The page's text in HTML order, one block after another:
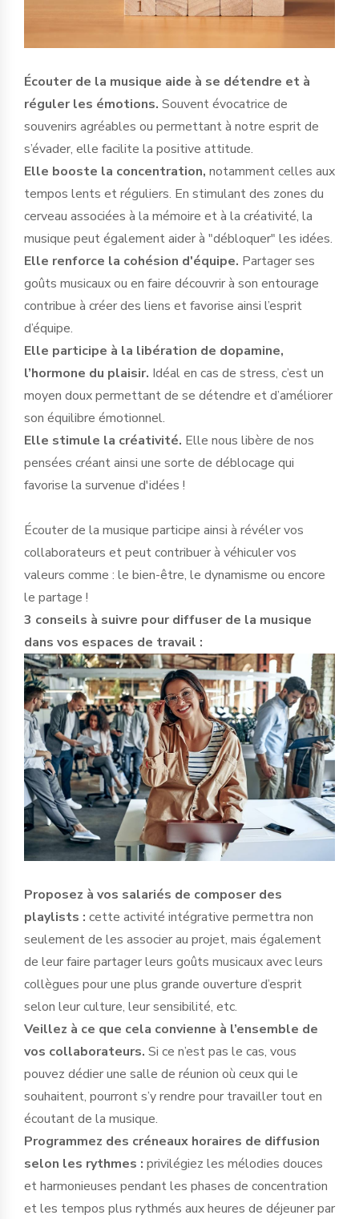
Écouter de la musique aide à se détendre et à
réguler les émotions. Souvent évocatrice de
souvenirs agréables ou permettant à notre esprit de
s’évader, elle facilite la positive attitude.
Elle booste la concentration, notamment celles aux
tempos lents et réguliers. En stimulant des zones du
cerveau associées à la mémoire et à la créativité, la
musique peut également aider à "débloquer" les idées.
Elle renforce la cohésion d'équipe. Partager ses
goûts musicaux ou en faire découvrir à son entourage
contribue à créer des liens et favorise ainsi l’esprit
d’équipe.
Elle participe à la libération de dopamine,
l’hormone du plaisir. Idéal en cas de stress, c’est un
moyen doux permettant de se détendre et d’améliorer
son équilibre émotionnel.
Elle stimule la créativité. Elle nous libère de nos
pensées créant ainsi une sorte de déblocage qui
favorise la survenue d'idées !
Écouter de la musique participe ainsi à révéler vos
collaborateurs et peut contribuer à véhiculer vos
valeurs comme : le bien-être, le dynamisme ou encore
le partage !
3 conseils à suivre pour diffuser de la musique
dans vos espaces de travail :
Proposez à vos salariés de composer des
playlists : cette activité intégrative permettra non
seulement de les associer au projet, mais également
de leur faire partager leurs goûts musicaux avec leurs
collègues pour une plus grande ouverture d’esprit
selon leur culture, leur sensibilité, etc.
Veillez à ce que cela convienne à l’ensemble de
vos collaborateurs. Si ce n’est pas le cas, vous
pouvez dédier une salle de réunion où ceux qui le
souhaitent, pourront s’y rendre pour travailler tout en
écoutant de la musique.
Programmez des créneaux horaires de diffusion
selon les rythmes : privilégiez les mélodies douces
et harmonieuses pendant les phases de concentration
et les tempos plus rythmés aux heures de déjeuner par